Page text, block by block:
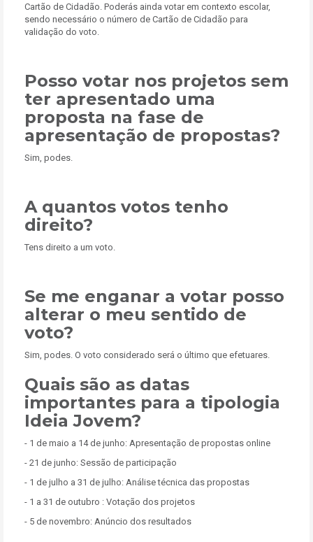
Cartão de Cidadão. Poderás ainda votar em contexto escolar,
sendo necessário o número de Cartão de Cidadão para
validação do voto.
Posso votar nos projetos sem
ter apresentado uma
proposta na fase de
apresentação de propostas?
Sim, podes.
A quantos votos tenho
direito?
Tens direito a um voto.
Se me enganar a votar posso
alterar o meu sentido de
voto?
Sim, podes. O voto considerado será o último que efetuares.
Quais são as datas
importantes para a tipologia
Ideia Jovem?
- 1 de maio a 14 de junho: Apresentação de propostas online
- 21 de junho: Sessão de participação
- 1 de julho a 31 de julho: Análise técnica das propostas
- 1 a 31 de outubro : Votação dos projetos
- 5 de novembro: Anúncio dos resultados